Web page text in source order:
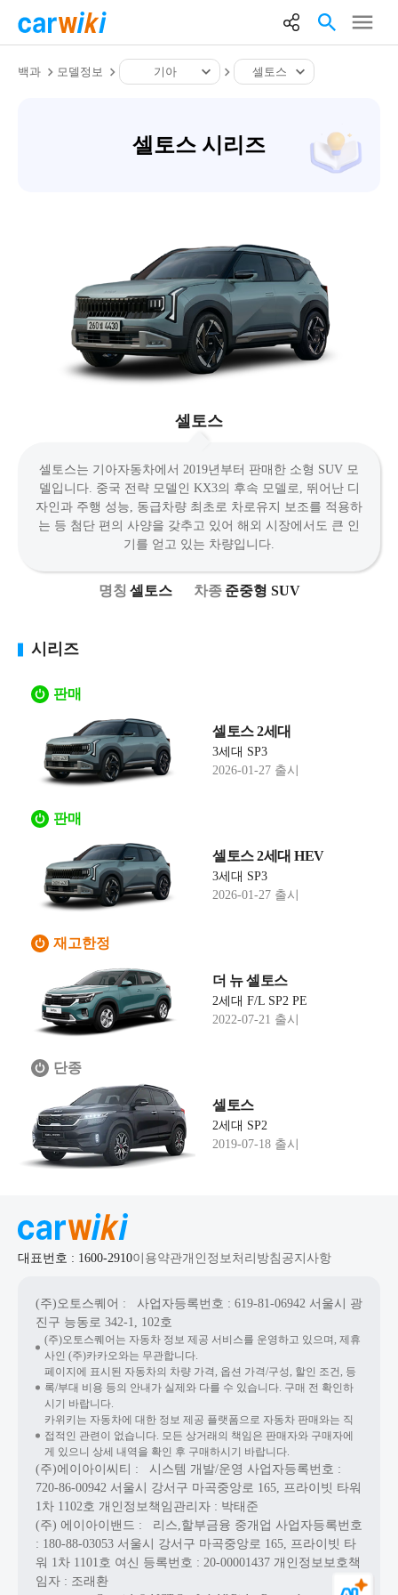
백과 모델정보 기아 셀토스
셀토스 시리즈
셀토스
셀토스는 기아자동차에서 2019년부터 판매한 소형 SUV 모
델입니다. 중국 전략 모델인 KX3의 후속 모델로, 뛰어난 디
자인과 주행 성능, 동급차량 최초로 차로유지 보조를 적용하
는 등 첨단 편의 사양을 갖추고 있어 해외 시장에서도 큰 인
기를 얻고 있는 차량입니다.
셀토스 준중형 SUV
시리즈
판매
셀토스 2세대
3세대 SP3
2026-01-27 출시
판매
셀토스 2세대 HEV
3세대 SP3
2026-01-27 출시
재고한정
더 뉴 셀토스
2세대 F/L SP2 PE
2022-07-21 출시
단종
셀토스
2세대 SP2
2019-07-18 출시
대표번호 : 1600-2910이용약관개인정보처리방침 공지사항
(주)오토스퀘어 : 사업자등록번호 : 619-81-06942 서울시 광
진구 능동로 342-1, 102호
(주)오토스퀘어는 자동차 정보 제공 서비스를 운영하고 있으며, 제휴
사인 (주)카카오와는 무관합니다.
페이지에 표시된 자동차의 차량 가격, 옵션 가격/구성, 할인 조건, 등
록/부대 비용 등의 안내가 실제와 다를 수 있습니다. 구매 전 확인하
시기 바랍니다.
카위키는 자동차에 대한 정보 제공 플랫폼으로 자동차 판매와는 직
접적인 관련이 없습니다. 모든 상거래의 책임은 판매자와 구매자에
게 있으니 상세 내역을 확인 후 구매하시기 바랍니다.
(주)에이아이씨티 : 시스템 개발/운영 사업자등록번호 :
720-86-00942 서울시 강서구 마곡중앙로 165, 프라이빗 타워
1차 1102호 개인정보책임관리자 : 박태준
(주) 에이아이밴드 : 리스,할부금융 중개업 사업자등록번호
: 180-88-03053 서울시 강서구 마곡중앙로 165, 프라이빗 타
워 1차 1101호 여신 등록번호 : 20-00001437 개인정보보호책
임자 : 조래환